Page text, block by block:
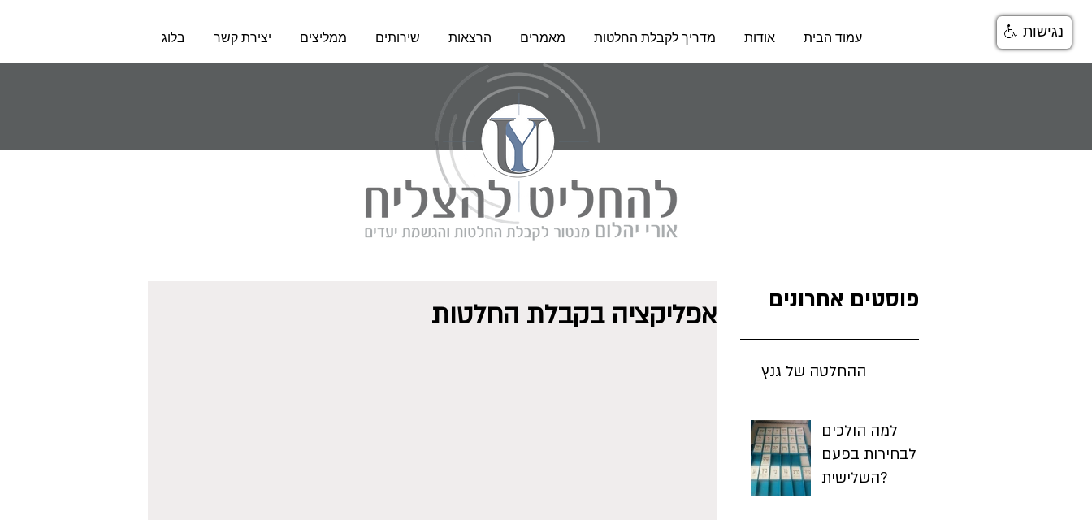
עמוד הבית אודות מדריך לקבלת החלטות מאמרים הרצאות שירותים ממליצים יצירת קשר בלוג
אפליקציה בקבלת החלטות פוסטים אחרונים
ההחלטה של גנץ
למה הולכים
לבחירות בפעם
השלישית?
נגישות